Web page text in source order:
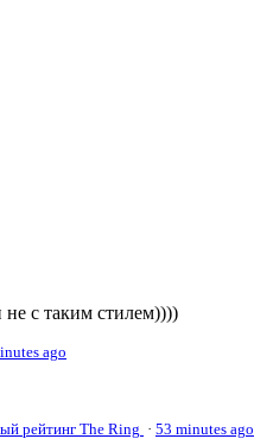
с таким стилем))))
ago
рейтинг The Ring · 53 minutes ago